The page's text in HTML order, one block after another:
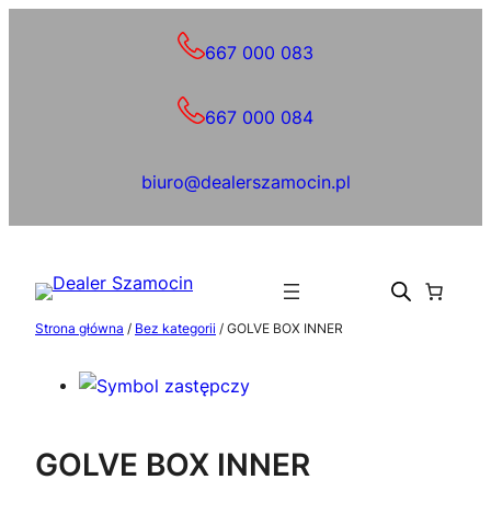
667 000 083
667 000 084
biuro@dealerszamocin.pl
Strona główna / Bez kategorii / GOLVE BOX INNER
GOLVE BOX INNER